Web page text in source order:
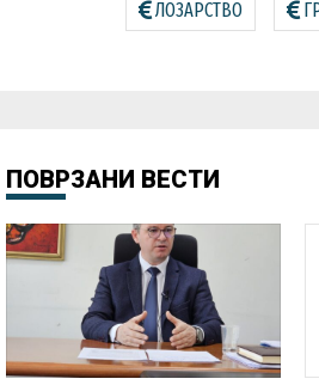
ЛОЗАРСТВО
ПОВРЗАНИ ВЕСТИ